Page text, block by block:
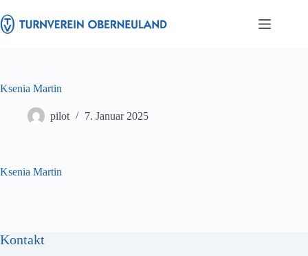
Inhalt
springen
Ksenia Martin
pilot 7. Januar 2025
Ksenia Martin
Kontakt